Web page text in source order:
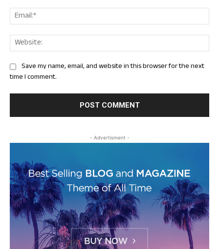
Save my name, email, and website in this browser for the next
time I comment.
- Advertisment -